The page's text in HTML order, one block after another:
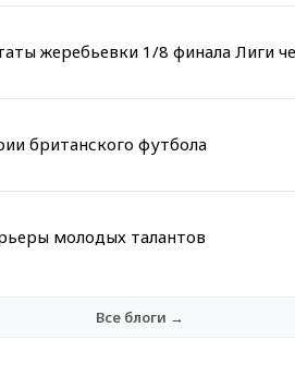
жеребьевки 1/8 финала Лиги
британского футбола
молодых талантов
Все блоги →